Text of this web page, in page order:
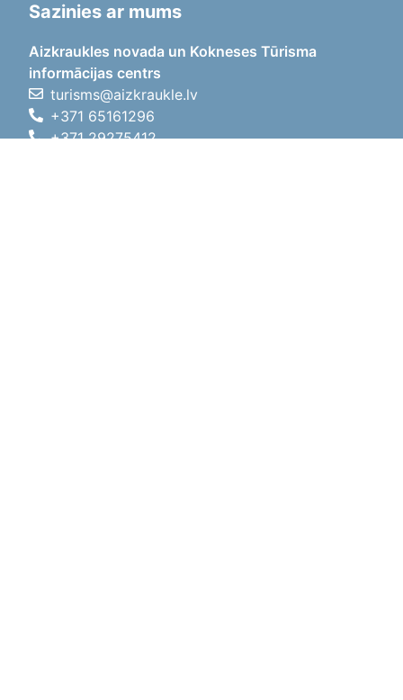
Sazinies ar mums
Aizkraukles novada un Kokneses Tūrisma
informācijas centrs
turisms@aizkraukle.lv
+371 65161296
+371 29275412